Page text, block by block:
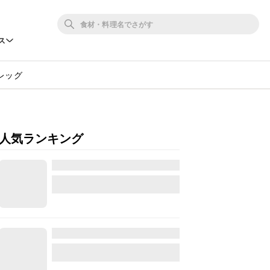
ッグ
人気ランキング